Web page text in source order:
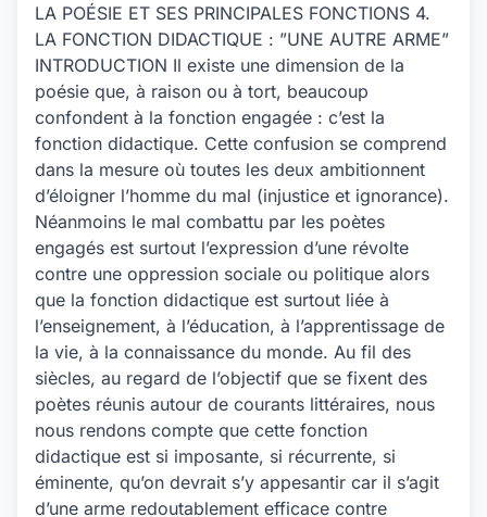
LA POÉSIE ET SES PRINCIPALES FONCTIONS 4.
LA FONCTION DIDACTIQUE : ”UNE AUTRE ARME”
INTRODUCTION Il existe une dimension de la
poésie que, à raison ou à tort, beaucoup
confondent à la fonction engagée : c’est la
fonction didactique. Cette confusion se comprend
dans la mesure où toutes les deux ambitionnent
d’éloigner l’homme du mal (injustice et ignorance).
Néanmoins le mal combattu par les poètes
engagés est surtout l’expression d’une révolte
contre une oppression sociale ou politique alors
que la fonction didactique est surtout liée à
l’enseignement, à l’éducation, à l’apprentissage de
la vie, à la connaissance du monde. Au fil des
siècles, au regard de l’objectif que se fixent des
poètes réunis autour de courants littéraires, nous
nous rendons compte que cette fonction
didactique est si imposante, si récurrente, si
éminente, qu’on devrait s’y appesantir car il s’agit
d’une arme redoutablement efficace contre